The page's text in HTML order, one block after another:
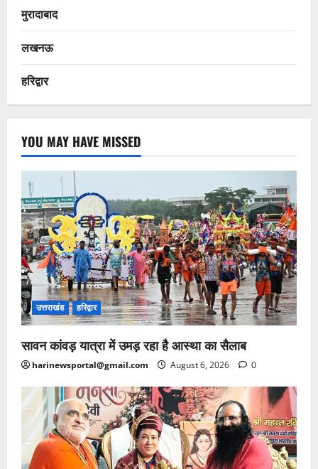
मुरादाबाद
लखनऊ
हरिद्वार
YOU MAY HAVE MISSED
उत्तराखंड हरिद्वार
सावन कांवड़ यात्रा में उमड़ रहा है आस्था का सैलाब
harinewsportal@gmail.com August 6, 2026 0